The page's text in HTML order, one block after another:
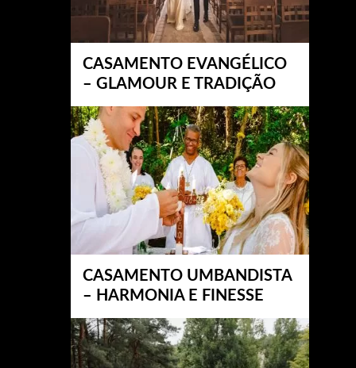
CASAMENTO EVANGÉLICO
– GLAMOUR E TRADIÇÃO
CASAMENTO UMBANDISTA
– HARMONIA E FINESSE